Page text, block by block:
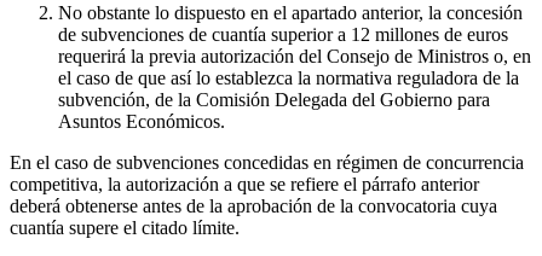
No obstante lo dispuesto en el apartado anterior, la concesión
de subvenciones de cuantía superior a 12 millones de euros
requerirá la previa autorización del Consejo de Ministros o, en
el caso de que así lo establezca la normativa reguladora de la
subvención, de la Comisión Delegada del Gobierno para
Asuntos Económicos.
En el caso de subvenciones concedidas en régimen de concurrencia
competitiva, la autorización a que se refiere el párrafo anterior
deberá obtenerse antes de la aprobación de la convocatoria cuya
cuantía supere el citado límite.